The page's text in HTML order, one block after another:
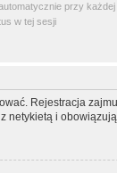
przy
w tej sesji
Rejestracja
netykietą i